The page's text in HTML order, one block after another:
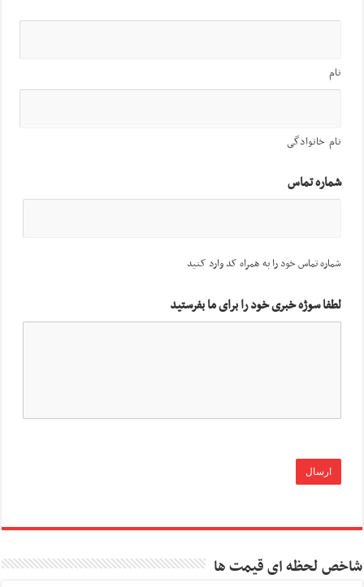
نام
نام خانوادگی
شماره تماس
شماره تماس خود را به همراه کد وارد کنید
لطفا سوژه خبری خود را برای ما بفرستید
شاخص لحظه ای قیمت ها